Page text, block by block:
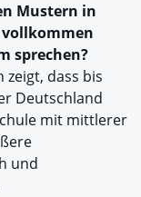
Mustern in
sprechen?
zeigt, dass bis
Deutschland
mit mittlerer
und